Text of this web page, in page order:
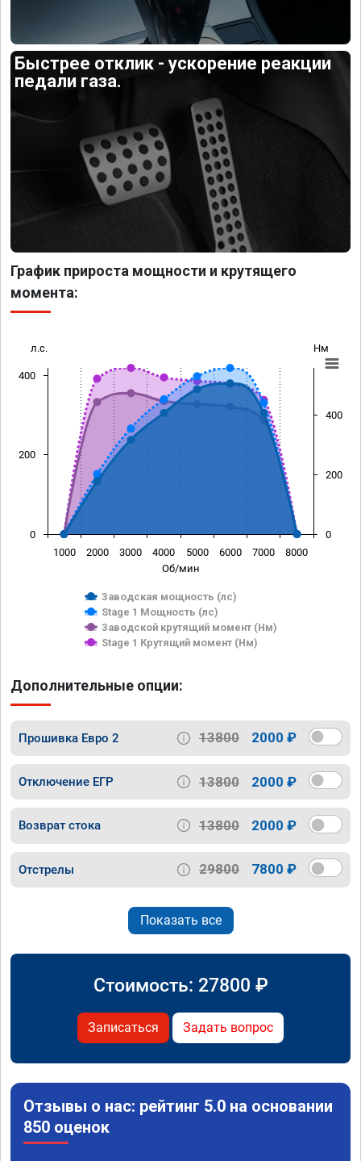
Быстрее отклик - ускорение реакции
педали газа.
График прироста мощности и крутящего
момента:
Об/мин
л.с. Нм
Заводская мощность (лс)
Stage 1 Мощность (лс)
Заводской крутящий момент (Нм)
Stage 1 Крутящий момент (Нм)
1000 2000 3000 4000 5000 6000 7000 8000
0
200
400
0
200
400
Дополнительные опции:
Прошивка Евро 2 13800 2000 ₽
Отключение ЕГР 13800 2000 ₽
Возврат стока 13800 2000 ₽
Отстрелы 29800 7800 ₽
Показать все
Стоимость: 27800 ₽
Записаться Задать вопрос
Отзывы о нас: рейтинг 5.0 на основании
850 оценок